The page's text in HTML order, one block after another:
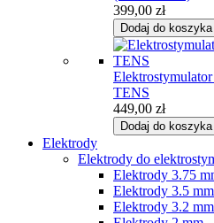
399,00 zł
Dodaj do koszyka
TENS
449,00 zł
Dodaj do koszyka
Elektrody
Elektrody do
Elektrody 3.75
Elektrody 3.5 mm
Elektrody 3.2 mm